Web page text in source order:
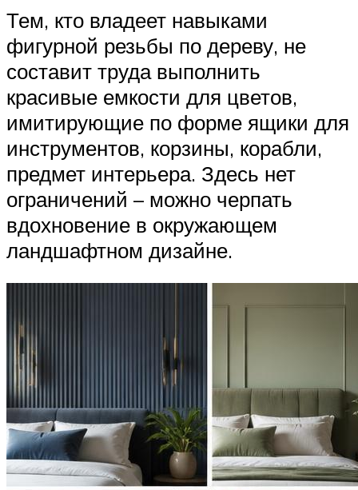
Тем, кто владеет навыками
фигурной резьбы по дереву, не
составит труда выполнить
красивые емкости для цветов,
имитирующие по форме ящики для
инструментов, корзины, корабли,
предмет интерьера. Здесь нет
ограничений – можно черпать
вдохновение в окружающем
ландшафтном дизайне.